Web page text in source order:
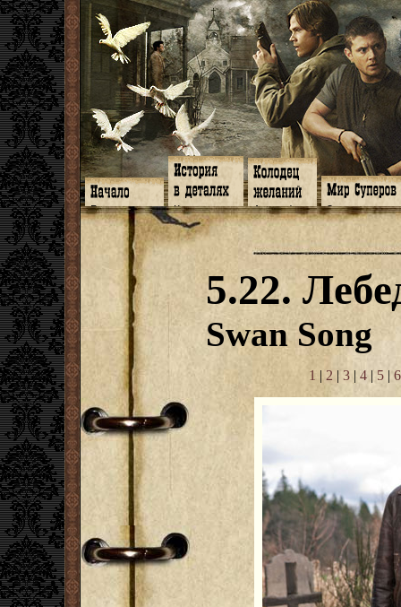
Главная
Программа
Форум
Facebook
Гостевая
Книги
Галереи
Музыка
Видео
Субтитры
Заметки
Мысли
Откровение
Арт-кафе
Игромания
Фанфики
Обои
Фанарт
Анекдоты
Передоз
Страшилки
Знакомство
Обитатели
Семейное
Дневник
Арсенал
СИЗО
Суперы от и
5.22.
Swan Song
1 | 2 | 3| 4| 5 | 6